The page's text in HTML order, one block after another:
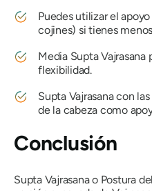
Puedes utilizar el
cojines) si tienes
Media Supta Vajrasana
flexibilidad.
Supta Vajrasanacon las
de la cabeza como
Conclusión
Supta Vajrasana o Postura